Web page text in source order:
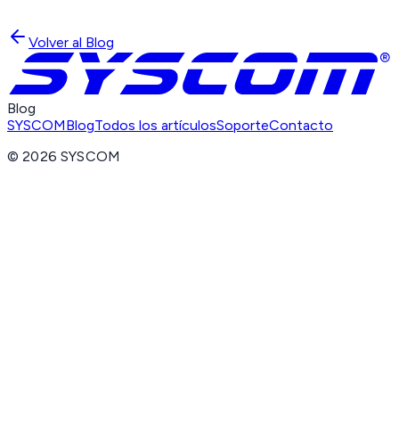
Volver al Blog
Blog
SYSCOMBlogTodos los artículosSoporteContacto
©2026 SYSCOM